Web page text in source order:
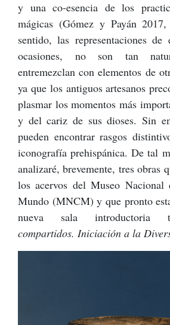
y una co-esencia de los
mágicas (Gómez y Payán
sentido, las representaciones
ocasiones, no son tan
entremezclan con elementos de
ya que los antiguos artesanos
plasmar los momentos más
y del cariz de sus dioses. Sin
pueden encontrar rasgos
iconografía prehispánica. De tal
analizaré, brevemente, tres obras
los acervos del Museo
Mundo (MNCM) y que pronto
nueva sala introductoria
compartidos. Iniciación a la